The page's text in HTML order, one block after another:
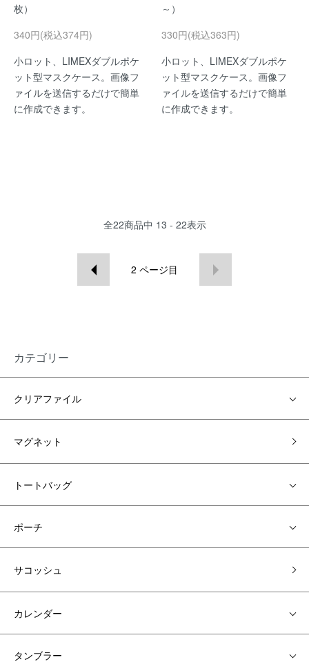
枚）
340円(税込374円)
小ロット、LIMEXダブルポケ
ット型マスクケース。画像フ
ァイルを送信するだけで簡単
に作成できます。
～）
330円(税込363円)
小ロット、LIMEXダブルポケ
ット型マスクケース。画像フ
ァイルを送信するだけで簡単
に作成できます。
全22商品中 13 - 22表示
2 ページ目
カテゴリー
クリアファイル
マグネット
トートバッグ
ポーチ
サコッシュ
カレンダー
タンブラー